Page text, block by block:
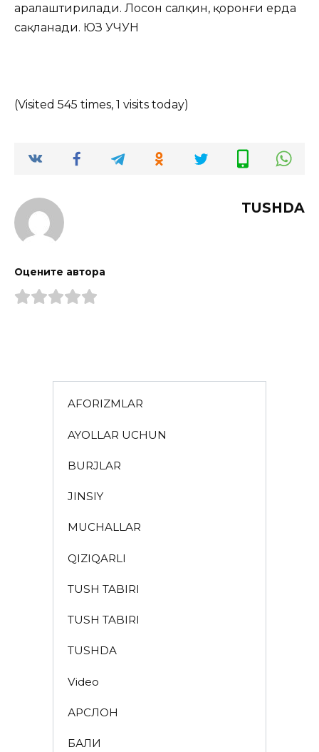
аралаштирилади. Лосон салқин, қоронғи ерда
сақланади. ЮЗ УЧУН
(Visited 545 times, 1 visits today)
TUSHDA
Оцените автора
AFORIZMLAR
AYOLLAR UCHUN
BURJLAR
JINSIY
MUCHALLAR
QIZIQARLI
TUSH TABIRI
TUSH TABIRI
TUSHDA
Video
АРСЛОН
БАЛИҚ